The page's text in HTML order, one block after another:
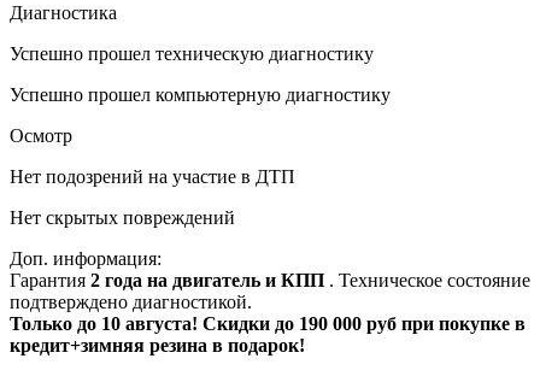
Диагностика
Успешно прошел техническую диагностику
Успешно прошел компьютерную диагностику
Осмотр
Нет подозрений на участие в ДТП
Нет скрытых повреждений
Доп. информация:
Гарантия 2 года на двигатель и КПП . Техническое состояние
подтверждено диагностикой.
Только до 10 августа! Скидки до 190 000 руб при покупке в
кредит+зимняя резина в подарок!